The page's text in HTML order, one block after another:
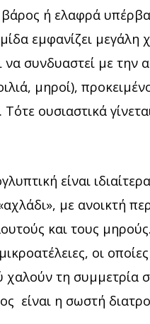
βάρος ή ελαφρά
εμφανίζει
συνδυαστεί με την
μηροί),
ουσιαστικά
είναι
με ανοικτή
και τους
οι
χαλούν τη συμμετρία
είναι η σωστή